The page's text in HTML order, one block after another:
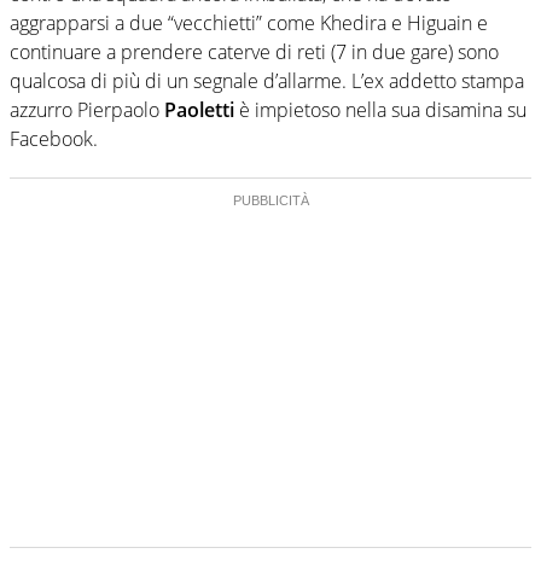
aggrapparsi a due “vecchietti” come Khedira e Higuain e
continuare a prendere caterve di reti (7 in due gare) sono
qualcosa di più di un segnale d’allarme. L’ex addetto stampa
azzurro Pierpaolo Paoletti è impietoso nella sua disamina su
Facebook.